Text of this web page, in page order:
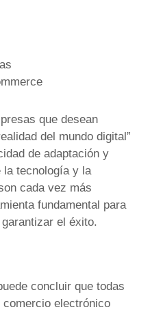
que desean
del mundo digital”
de adaptación y
la tecnología y la
cada vez más
fundamental para
el éxito.
concluir que todas
electrónico